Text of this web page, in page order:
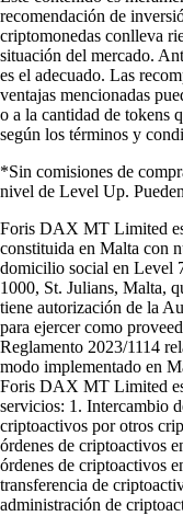
recomendación de
criptomonedas conlleva
situación del mercado.
es el adecuado. Las
ventajas mencionadas
o a la cantidad de tokens
según los términos y
*Sin comisiones de
nivel de Level Up.
Foris DAX MT Limited
constituida en Malta con
domicilio social en Level
1000, St. Julians, Malta,
tiene autorización de la
para ejercer como
Reglamento 2023/1114
modo implementado en
Foris DAX MT Limited
servicios: 1. Intercambio
criptoactivos por otros
órdenes de criptoactivos
órdenes de criptoactivos
transferencia de
administración de